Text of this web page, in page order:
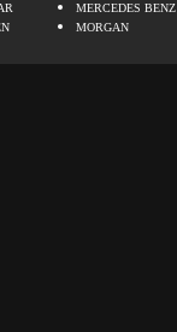
MERCEDES BENZ
MORGAN